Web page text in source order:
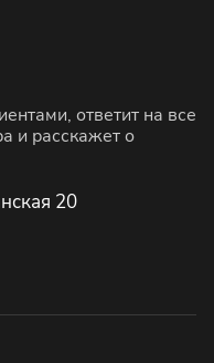
ответит на все
и расскажет о
20